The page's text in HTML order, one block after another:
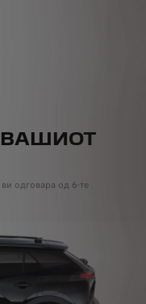
ВАШИОТ
одговара од 6-те